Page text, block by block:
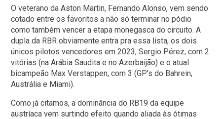
O veterano da Aston Martin, Fernando Alonso, vem sendo
cotado entre os favoritos a não só terminar no pódio
como também vencer a etapa monegasca do circuito. A
dupla da RBR obviamente entra pra essa lista, os dois
únicos pilotos vencedores em 2023, Sergio Pérez, com 2
vitórias (na Arábia Saudita e no Azerbaijão) e o atual
bicampeão Max Verstappen, com 3 (GP’s do Bahrein,
Austrália e Miami).
Como já citamos, a dominância do RB19 da equipe
austríaca vem surtindo efeito quando aliada às ótimas